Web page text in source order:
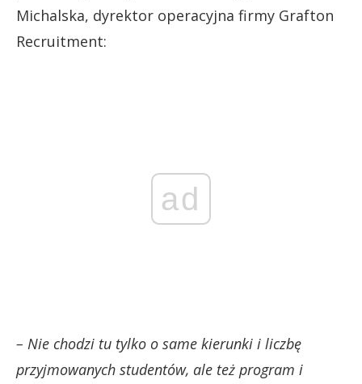
Michalska, dyrektor operacyjna firmy Grafton
Recruitment:
ad
– Nie chodzi tu tylko o same kierunki i liczbę
przyjmowanych studentów, ale też program i